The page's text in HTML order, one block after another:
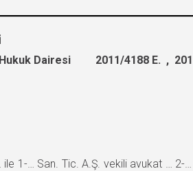
Hukuk Dairesi 2011/4188 E. ,
1-… San. Tic. A.Ş. vekili avukat … 2-